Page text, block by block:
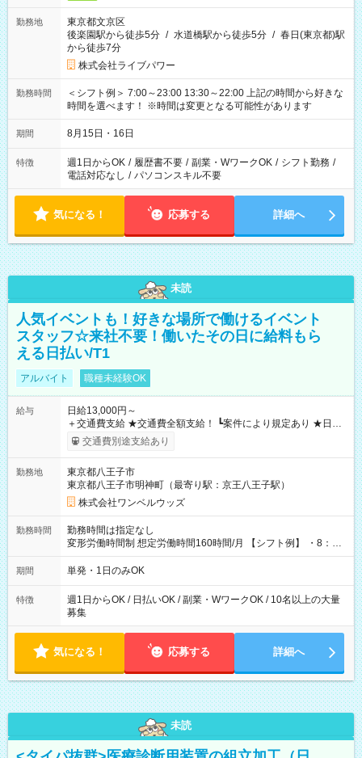
勤務地
東京都文京区
後楽園駅から徒歩5分 / 水道橋駅から徒歩5分 / 春日(東京都)駅
から徒歩7分
株式会社ライブパワー
勤務時間
＜シフト例＞ 7:00～23:00 13:30～22:00 上記の時間から好きな
時間を選べます！ ※時間は変更となる可能性があります
期間 8月15日・16日
特徴 週1日からOK / 履歴書不要 / 副業・WワークOK / シフト勤務 /
電話対応なし / パソコンスキル不要
気になる！ 応募する 詳細へ
未読
人気イベントも！好きな場所で働けるイベント
スタッフ☆来社不要！働いたその日に給料もら
える日払い/T1
アルバイト 職種未経験OK
給与
日給13,000円～
＋交通費支給 ★交通費全額支給！ ┗案件により規定あり ★日払
いOK！（規定あり） ┗働いたその日に現金GET♪ お仕事後はコ
ンビニATMから 日払い分を引き落とせます！ 【試用期間】試
交通費別途支給あり
勤務地
東京都八王子市
東京都八王子市明神町（最寄り駅：京王八王子駅）
株式会社ワンベルウッズ
勤務時間
勤務時間は指定なし
変形労働時間制 想定労働時間160時間/月 【シフト例】 ・8：00
～21：00
期間 単発・1日のみOK
特徴
週1日からOK / 日払いOK / 副業・WワークOK / 10名以上の大量
募集
気になる！ 応募する 詳細へ
未読